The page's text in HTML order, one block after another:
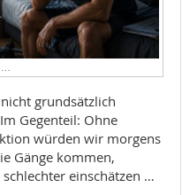
WELLNESS UND REISEN
LIFESTYLE
…
grundsätzlich
Gegenteil: Ohne
würden wir morgens
Gänge kommen,
schlechter einschätzen …